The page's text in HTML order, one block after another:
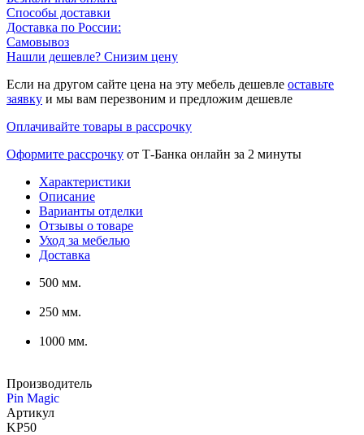
Способы доставки
Доставка по России:
Самовывоз
Нашли дешевле? Снизим цену
Если на другом сайте цена на эту мебель дешевле оставьте
заявку и мы вам перезвоним и предложим дешевле
Оплачивайте товары в рассрочку
Оформите рассрочку от Т-Банка онлайн за 2 минуты
Характеристики
Описание
Варианты отделки
Отзывы о товаре
Уход за мебелью
Доставка
500 мм.
250 мм.
1000 мм.
Производитель
Pin Magic
Артикул
KP50